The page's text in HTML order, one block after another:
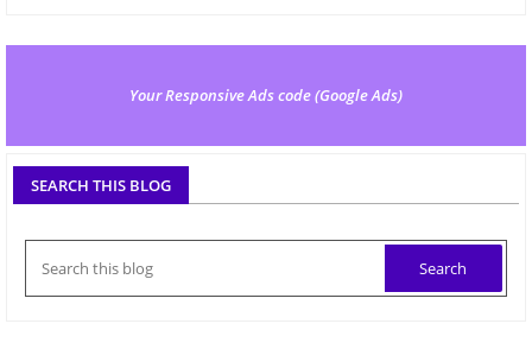
Your Responsive Ads code (Google Ads)
SEARCH THIS BLOG